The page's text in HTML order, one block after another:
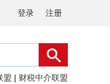
登录 注册
盟 | 财税中介联盟